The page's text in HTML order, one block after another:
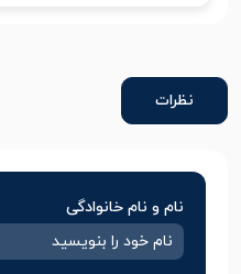
نظرات
نام و نام خانوادگی